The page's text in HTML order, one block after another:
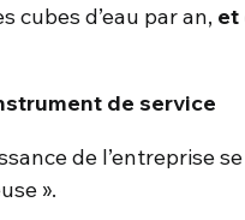
cubes d’eau par an, et
de service
de l’entreprise
».